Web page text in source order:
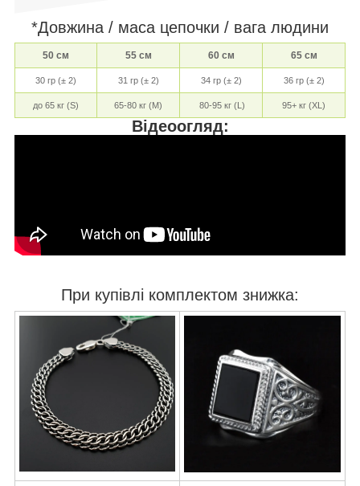
*Довжина / маса цепочки / вага людини
50 см 55 см 60 см 65 см
30 гр (± 2) 31 гр (± 2) 34 гр (± 2) 36 гр (± 2)
до 65 кг (S) 65-80 кг (M) 80-95 кг (L) 95+ кг (XL)
Відеоогляд:
При купівлі комплектом знижка: